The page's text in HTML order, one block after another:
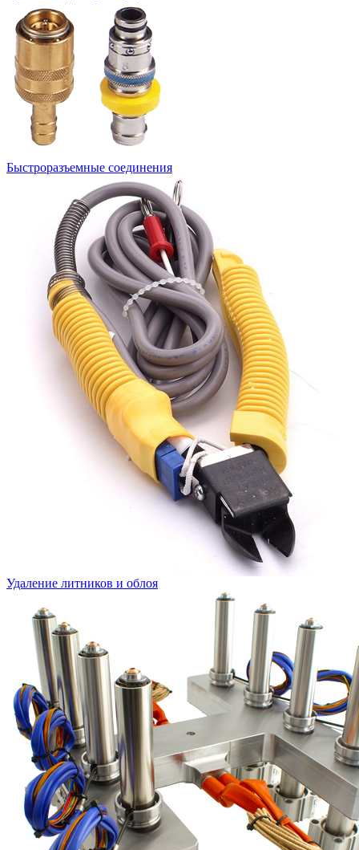
Быстроразъемные соединения
Удаление литников и облоя